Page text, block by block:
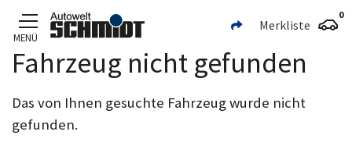
Zum Hauptinhalt
MENÜ
Merkliste
0
Fahrzeug nicht gefunden
Das von Ihnen gesuchte Fahrzeug wurde nicht
gefunden.